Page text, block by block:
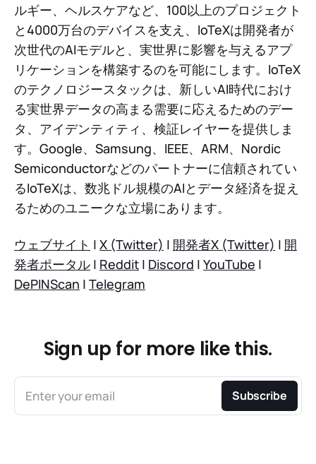
ルギー、ヘルスケアなど、100以上のプロジェクト
と4000万台のデバイスを支え、IoTeXは開発者が
次世代のAIモデルと、実世界に影響を与えるアプ
リケーションを構築するのを可能にします。IoTeX
のテクノロジースタックは、新しいAI時代におけ
る実世界データの高まる需要に応えるためのデー
タ、アイデンティティ、検証レイヤーを提供しま
す。Google、Samsung、IEEE、ARM、Nordic
Semiconductorなどのパートナーに信頼されてい
るIoTeXは、数兆ドル規模のAIとデータ経済を捉え
るためのユニークな立場にあります。
ウェブサイト | X (Twitter) | 開発者X (Twitter) | 開
発者ポータル | Reddit | Discord | YouTube |
DePINScan | Telegram
Sign up for more like this.
Enter your email Subscribe